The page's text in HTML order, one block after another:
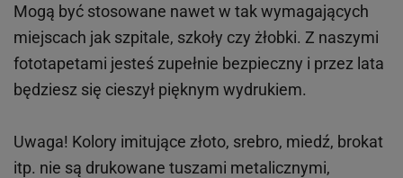
Mogą być stosowane nawet w tak wymagających
miejscach jak szpitale, szkoły czy żłobki. Z naszymi
fototapetami jesteś zupełnie bezpieczny i przez lata
będziesz się cieszył pięknym wydrukiem.
Uwaga! Kolory imitujące złoto, srebro, miedź, brokat
itp. nie są drukowane tuszami metalicznymi,